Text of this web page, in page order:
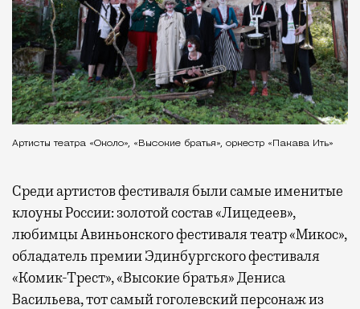
Артисты театра «Около», «Высокие братья», оркестр «Пакава Ить»
Среди артистов фестиваля были самые именитые
клоуны России: золотой состав «Лицедеев»,
любимцы Авиньонского фестиваля театр «Микос»,
обладатель премии Эдинбургского фестиваля
«Комик-Трест», «Высокие братья» Дениса
Васильева, тот самый гоголевский персонаж из